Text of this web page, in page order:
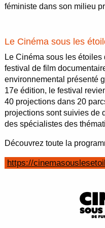
féministe dans son milieu
Le Cinéma sous les
Le Cinéma sous les
festival de film
environnemental présenté
17e édition, le festival
40 projections dans 20
projections sont suivies de
des spécialistes des
Découvrez toute la
https://